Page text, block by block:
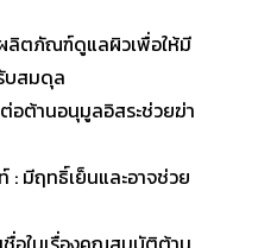
ผลิตภัณฑ์ดูแลผิวเพื่อให้มี
บสมดุล
อต้านอนุมูลอิสระช่วยฆ่า
: มีฤทธิ์เย็นและอาจช่วย